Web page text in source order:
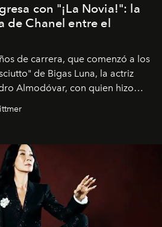
con "¡La Novia!": la
de Chanel entre el
de carrera, que comenzó a los
de Bigas Luna, la actriz
Almodóvar, con quien hizo
su tiempo entre Europa y